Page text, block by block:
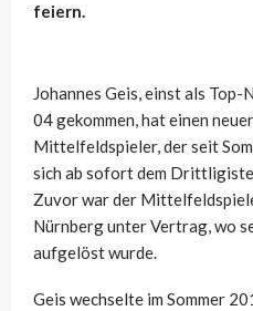
feiern.
Johannes Geis, einst als Top-
04 gekommen, hat einen
Mittelfeldspieler, der seit
sich ab sofort dem
Zuvor war der
Nürnberg unter Vertrag, wo
aufgelöst wurde.
Geis wechselte im Sommer